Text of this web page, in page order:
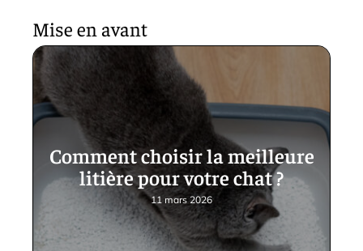
Mise en avant
Comment choisir la meilleure
litière pour votre chat ?
11 mars 2026